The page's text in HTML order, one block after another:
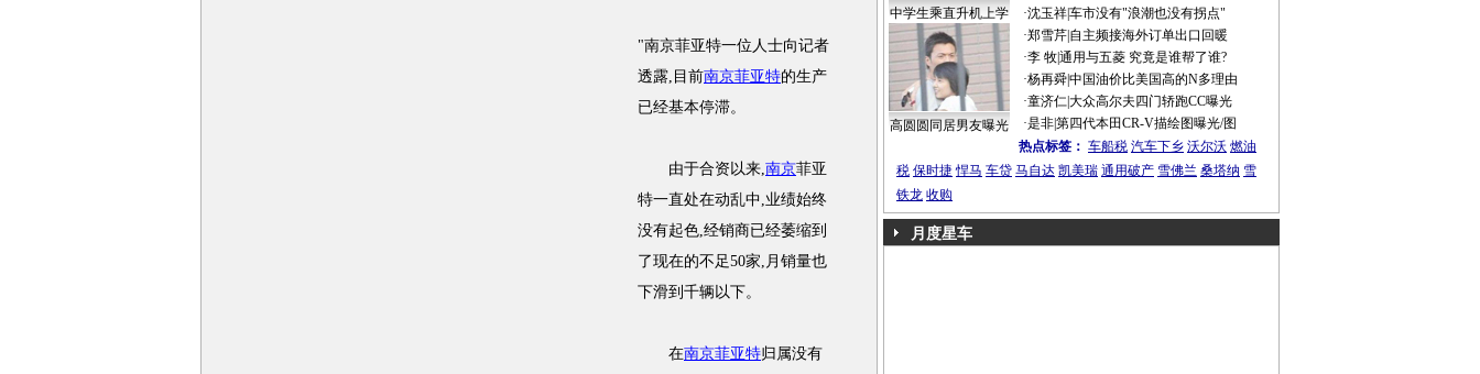
"南京菲亚特一位人士向记者
透露,目前南京菲亚特的生产
已经基本停滞。
由于合资以来,南京菲亚
特一直处在动乱中,业绩始终
没有起色,经销商已经萎缩到
了现在的不足50家,月销量也
下滑到千辆以下。
在南京菲亚特归属没有
中学生乘直升机上学
高圆圆同居男友曝光
·沈玉祥|车市没有"浪潮也没有拐点"
·郑雪芹| 自主频接海外订单出口回暖
·李 牧|通用与五菱 究竟是谁帮了谁?
·杨再舜|中国油价比美国高的N多理由
·童济仁|大众高尔夫四门轿跑CC曝光
·是非|第四代本田CR-V描绘图曝光/图
热点标签： 车船税 汽车下乡 沃尔沃 燃油
税 保时捷 悍马 车贷 马自达 凯美瑞 通用破产 雪佛兰 桑塔纳 雪
铁龙 收购
月度星车